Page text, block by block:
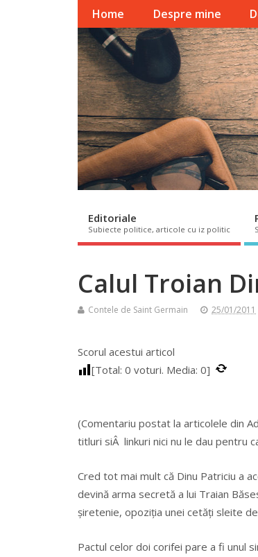
Home Despre mine
Editoriale
Subiecte politice, articole cu iz politic
Calul Troian
Contele de Saint Germain 25/01/2011
Scorul acestui articol
[Total: 0 voturi. Media: 0]
(Comentariu postat la articolele din
titluri siÂ linkuri nici nu le dau pentru
Cred tot mai mult că Dinu Patriciu a
devină arma secretă a lui Traian
șiretenie, opoziția unei cetăți sleite
Pactul celor doi corifei pare a fi unul